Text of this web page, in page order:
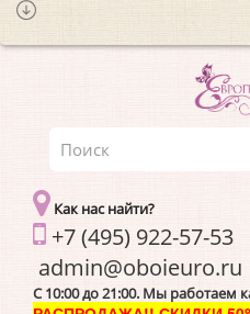
Как нас найти?
+7 (495) 922-57-53
C 10:00 до 21:00. Мы работаем